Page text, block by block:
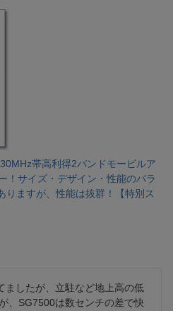
帯高利得2バンドモービルア
！サイズ・デザイン・性能のバラ
りますが、性能は抜群！【特別ス
ましたが、立駐など地上高の低
、SG7500は数センチの差で快